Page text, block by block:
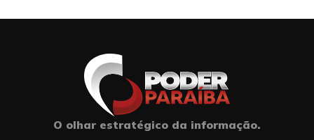
O olhar estratégico da informação.